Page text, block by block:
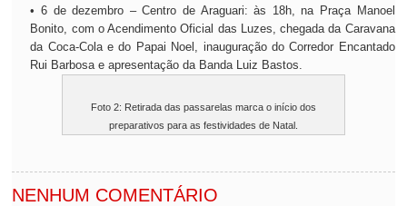
• 6 de dezembro – Centro de Araguari: às 18h, na Praça Manoel
Bonito, com o Acendimento Oficial das Luzes, chegada da Caravana
da Coca-Cola e do Papai Noel, inauguração do Corredor Encantado
Rui Barbosa e apresentação da Banda Luiz Bastos.
Foto 2: Retirada das passarelas marca o início dos
preparativos para as festividades de Natal.
NENHUM COMENTÁRIO